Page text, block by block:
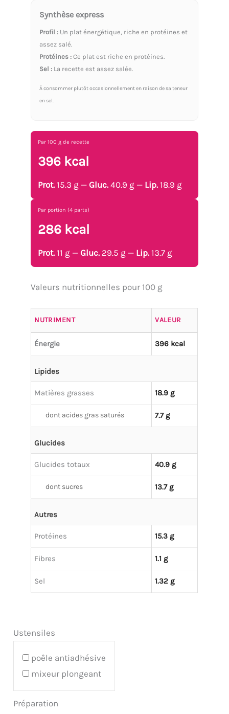
Synthèse express
Profil : Un plat énergétique, riche en protéines et
assez salé.
Protéines : Ce plat est riche en protéines.
Sel : La recette est assez salée.
À consommer plutôt occasionnellement en raison de sa teneur
en sel.
Par 100 g de recette
396 kcal
Prot.15.3 g —Gluc.40.9 g — Lip.18.9 g
Par portion (4 parts)
286 kcal
Prot.11 g —Gluc.29.5 g — Lip.13.7 g
Valeurs nutritionnelles pour 100 g
NUTRIMENT VALEUR
Énergie 396 kcal
Lipides
Matières grasses 18.9 g
dont acides gras saturés 7.7 g
Glucides
Glucides totaux 40.9 g
dont sucres 13.7 g
Autres
Protéines 15.3 g
Fibres 1.1 g
Sel 1.32 g
Ustensiles
poêle antiadhésive
mixeur plongeant
Préparation